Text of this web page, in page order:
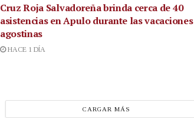
Cruz Roja Salvadoreña brinda cerca de 40
asistencias en Apulo durante las vacaciones
agostinas
HACE 1 DÍA
CARGAR MÁS